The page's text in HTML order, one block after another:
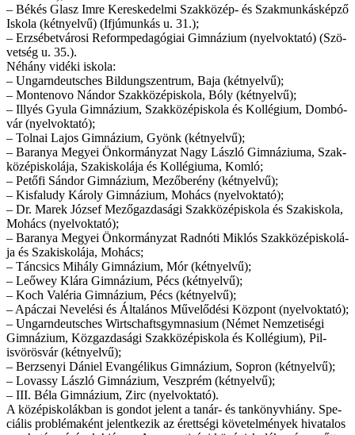
– Bé­kés Glasz Im­re Ke­res­ke­del­mi Szak­kö­zép- és Szak­mun­kás­kép­ző
Is­ko­la (két­nyel­vű) (If­jú­mun­kás u. 31.);
– Er­zsé­bet­vá­ro­si Re­form­pe­da­gó­gi­ai Gim­ná­zi­um (nyelv­ok­ta­tó) (Szö­
vet­ség u. 35.).
Né­hány vi­dé­ki is­ko­la:
– Ungar­ndeutsches Bil­dungszen­trum, Ba­ja (két­nyel­vű);
– Mon­teno­vo Nán­dor Szak­kö­zép­is­ko­la, Bóly (két­nyel­vű);
– Il­­lyés Gyu­la Gim­ná­zi­um, Szak­kö­zép­is­ko­la és Kol­lé­gi­um, Dom­bó­
vár (nyelv­ok­ta­tó);
– Tol­nai La­jos Gim­ná­zi­um, Gyönk (két­nyel­vű);
– Ba­ra­nya Me­gyei Ön­kor­mány­zat Nagy Lász­ló Gim­ná­zi­u­ma, Szak­
kö­zép­is­ko­lá­ja, Szak­is­ko­lá­ja és Kol­lé­gi­u­ma, Kom­ló;
– Pe­tő­fi Sán­dor Gim­ná­zi­um, Mezőberény (két­nyel­vű);
– Kis­fa­ludy Kár­oly Gim­ná­zi­um, Moh­ács (nyelv­ok­ta­tó);
– Dr. Marek Jó­zsef Me­ző­gaz­da­sá­gi Szak­kö­zép­is­ko­la és Szak­is­ko­la,
Moh­ács (nyelv­ok­ta­tó);
– Ba­ra­nya Me­gyei Ön­kor­mány­zat Rad­nó­ti Mik­lós Szak­kö­zép­is­ko­lá­
ja és Szak­is­ko­lá­ja, Moh­ács;
– Tán­csics Mi­hály Gim­ná­zi­um, Mór (két­nyel­vű);
– Leőwey Klá­ra Gim­ná­zi­um, Pécs (két­nyel­vű);
– Koch Va­lé­ria Gim­ná­zi­um, Pécs (két­nyel­vű);
– Apá­czai Ne­ve­lé­si és Ál­ta­lá­nos Mű­ve­lő­dé­si Köz­pont (nyelv­ok­ta­tó);
– Ungar­ndeutsches Wirtschafts­gym­na­si­um (Né­met Nem­ze­ti­sé­gi
Gim­ná­zi­um, Köz­gaz­da­sá­gi Szak­kö­zép­is­ko­la és Kol­lé­gi­um), Pil­
isvörösvár (két­nyel­vű);
– Ber­zse­nyi Dá­ni­el Evan­gé­li­kus Gim­ná­zi­um, Sop­ron (két­nyel­vű);
– Lovassy Lász­ló Gim­ná­zi­um, Veszp­rém (két­nyel­vű);
– III. Bé­la Gim­ná­zi­um, Zirc (nyelv­ok­ta­tó).
A kö­zép­is­ko­lák­ban is gon­dot je­lent a ta­nár- és tan­könyv­hi­ány. Spe­
ci­á­lis prob­lé­ma­ként je­lent­ke­zik az érett­sé­gi kö­ve­tel­mé­nyek hi­va­ta­los